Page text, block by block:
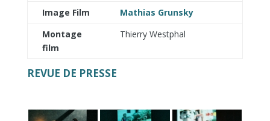
Image Film
Mathias Grunsky
Montage
film
Thierry Westphal
REVUE DE PRESSE